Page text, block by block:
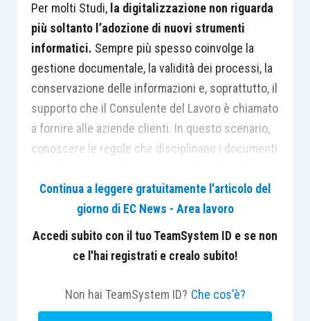
Per molti Studi, la digitalizzazione non riguarda
più soltanto l’adozione di nuovi strumenti
informatici. Sempre più spesso coinvolge la
gestione documentale, la validità dei processi, la
conservazione delle informazioni e, soprattutto, il
supporto che il Consulente del Lavoro è chiamato
a fornire alle aziende clienti. In questo scenario,
conoscere le regole che disciplinano i documenti
pratica professionale diventa una competenza
sempre più rilevante.
È da questa esigenza che nasce l’evento gratuito
digitalizzazione dei dati e documenti, promosso da
Euroconference in collaborazione con
Continua a leggere gratuitamente l'articolo del
giorno di EC News - Area lavoro
Accedi subito con il tuo TeamSystem ID e se non
ce l'hai registrati e crealo subito!
Non hai TeamSystem ID? Che cos'è?